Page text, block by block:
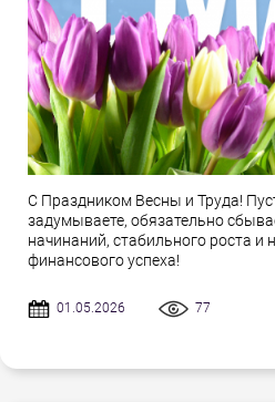
С Праздником Весны и Труда!
задумываете, обязательно
начинаний, стабильного роста и
финансового успеха!
01.05.2026 77